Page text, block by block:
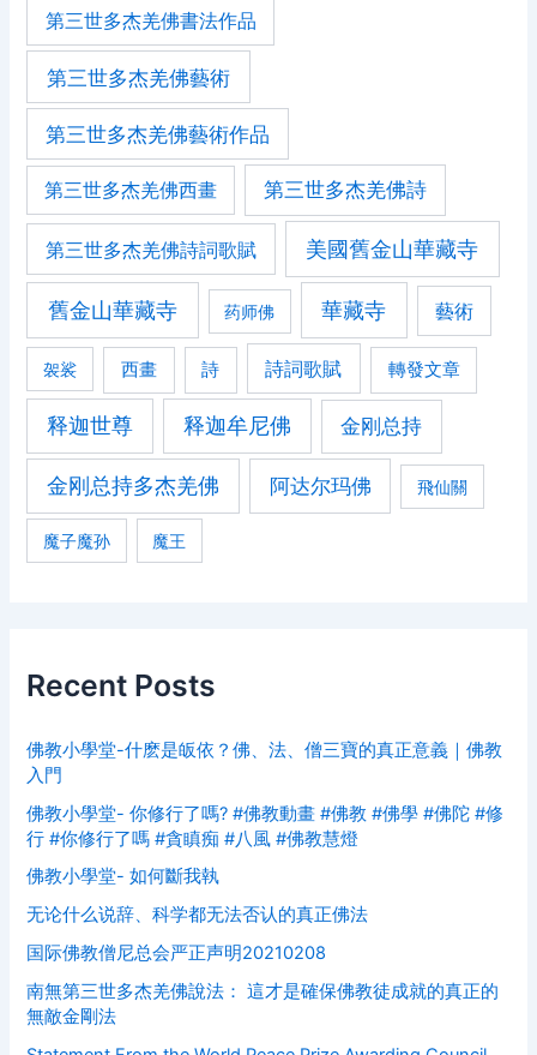
第三世多杰羌佛書法作品
第三世多杰羌佛藝術
第三世多杰羌佛藝術作品
第三世多杰羌佛西畫 第三世多杰羌佛詩
第三世多杰羌佛詩詞歌賦 美國舊金山華藏寺
舊金山華藏寺 药师佛 華藏寺 藝術
袈裟 西畫 詩 詩詞歌賦 轉發文章
释迦世尊 释迦牟尼佛 金刚总持
金刚总持多杰羌佛 阿达尔玛佛 飛仙關
魔子魔孙 魔王
Recent Posts
佛教小學堂-什麽是皈依？佛、法、僧三寶的真正意義｜佛教
入門
佛教小學堂- 你修行了嗎? #佛教動畫 #佛教 #佛學 #佛陀 #修
行 #你修行了嗎 #貪瞋痴 #八風 #佛教慧燈
佛教小學堂- 如何斷我執
无论什么说辞、科学都无法否认的真正佛法
国际佛教僧尼总会严正声明20210208
南無第三世多杰羌佛說法： 這才是確保佛教徒成就的真正的
無敵金剛法